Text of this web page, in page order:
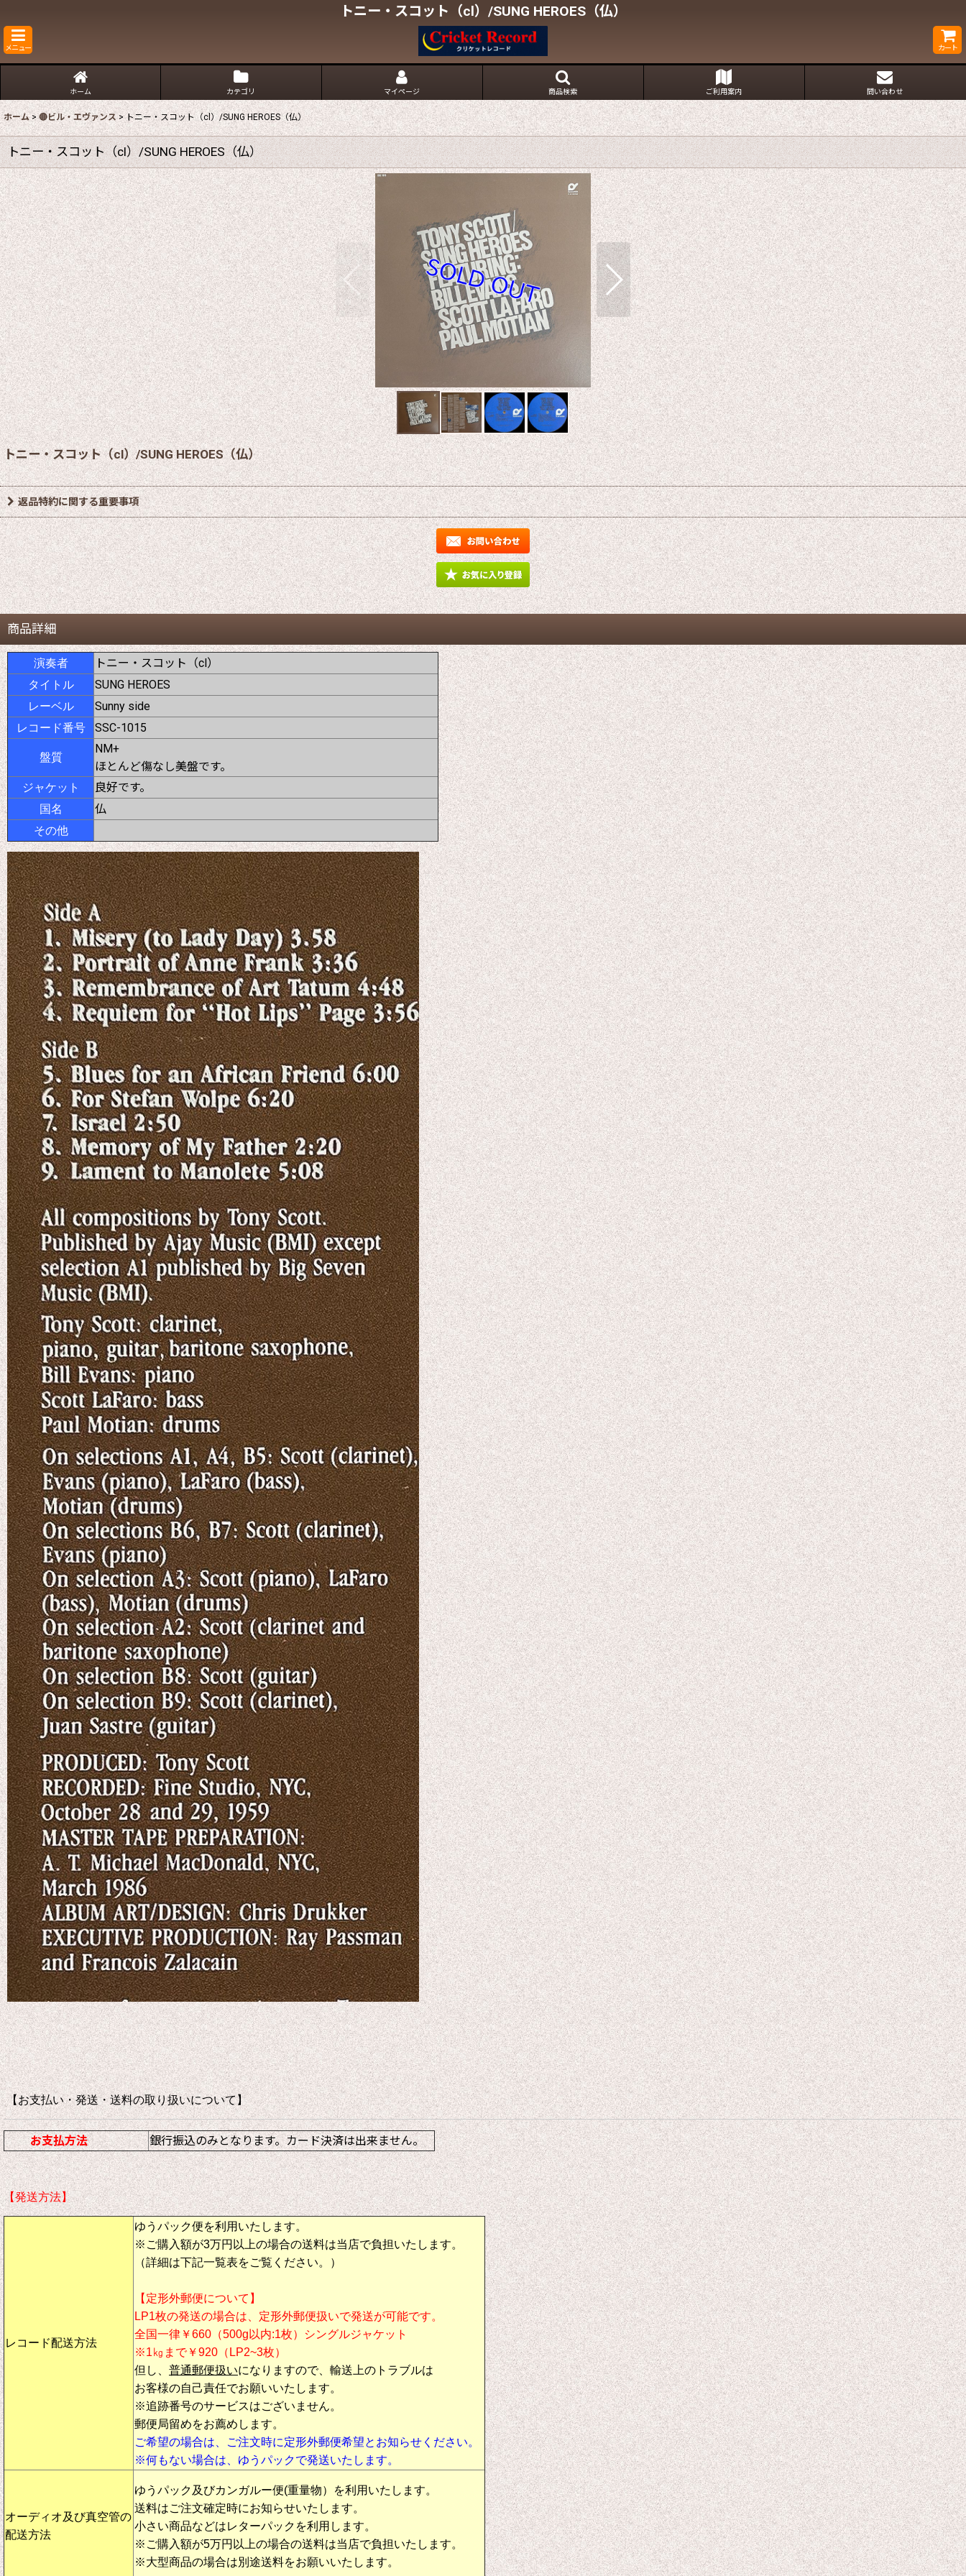
トニー・スコット（cl）/SUNG HEROES（仏）
メニュー カート
ホーム カテゴリ マイページ 商品検索 ご利用案内 問い合わせ
ホーム > 🔴ビル・エヴァンス > トニー・スコット（cl）/SUNG HEROES（仏）
トニー・スコット（cl）/SUNG HEROES（仏）
トニー・スコット（cl）/SUNG HEROES（仏）
返品特約に関する重要事項
商品詳細
演奏者 トニー・スコット（cl）
タイトル SUNG HEROES
レーベル Sunny side
レコード番号 SSC-1015
盤質
NM+
ほとんど傷なし美盤です。
ジャケット 良好です。
国名 仏
その他
【お支払い・発送・送料の取り扱いについて】
お支払方法 銀行振込のみとなります。カード決済は出来ません。
【発送方法】
レコード配送方法
ゆうパック便を利用いたします。
※ご購入額が3万円以上の場合の送料は当店で負担いたします。
（詳細は下記一覧表をご覧ください。）
【定形外郵便について】
LP1枚の発送の場合は、定形外郵便扱いで発送が可能です。
全国一律￥660（500g以内:1枚）シングルジャケット
※1㎏まで￥920（LP2~3枚）
但し、 普通郵便扱いになりますので、輸送上のトラブルは
お客様の自己責任でお願いいたします。
※追跡番号のサービスはございません。
郵便局留めをお薦めします。
ご希望の場合は、ご注文時に定形外郵便希望とお知らせください。
※何もない場合は、ゆうパックで発送いたします。
オーディオ及び真空管の
配送方法
ゆうパック及びカンガルー便(重量物）を利用いたします。
送料はご注文確定時にお知らせいたします。
小さい商品などはレターパックを利用します。
※ご購入額が5万円以上の場合の送料は当店で負担いたします。
※大型商品の場合は別途送料をお願いいたします。